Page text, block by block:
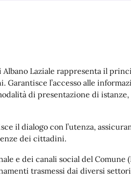
Albano Laziale rappresenta il
l’accesso alle
di presentazione di istanze,
il dialogo con l’utenza,
dei cittadini.
e dei canali social del Comune
trasmessi dai diversi settori